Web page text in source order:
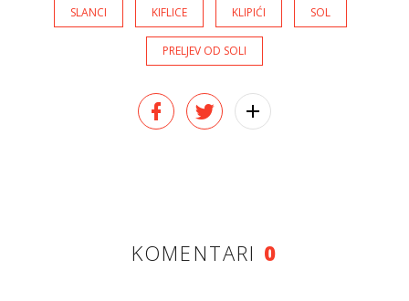
SLANCI KIFLICE KLIPIĆI SOL
PRELJEV OD SOLI
KOMENTARI 0